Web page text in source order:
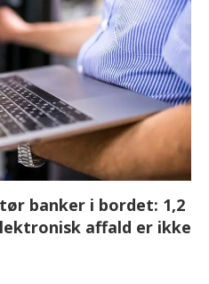
banker i bordet: 1,2
affald er ikke